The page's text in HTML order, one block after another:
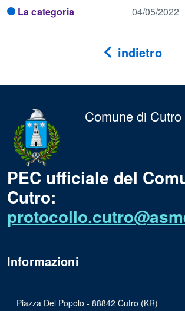
La categoria 04/05/2022
indietro
Comune di Cutro
PEC ufficiale del
Cutro:
Informazioni
Piazza Del Popolo - 88842 Cutro (KR)